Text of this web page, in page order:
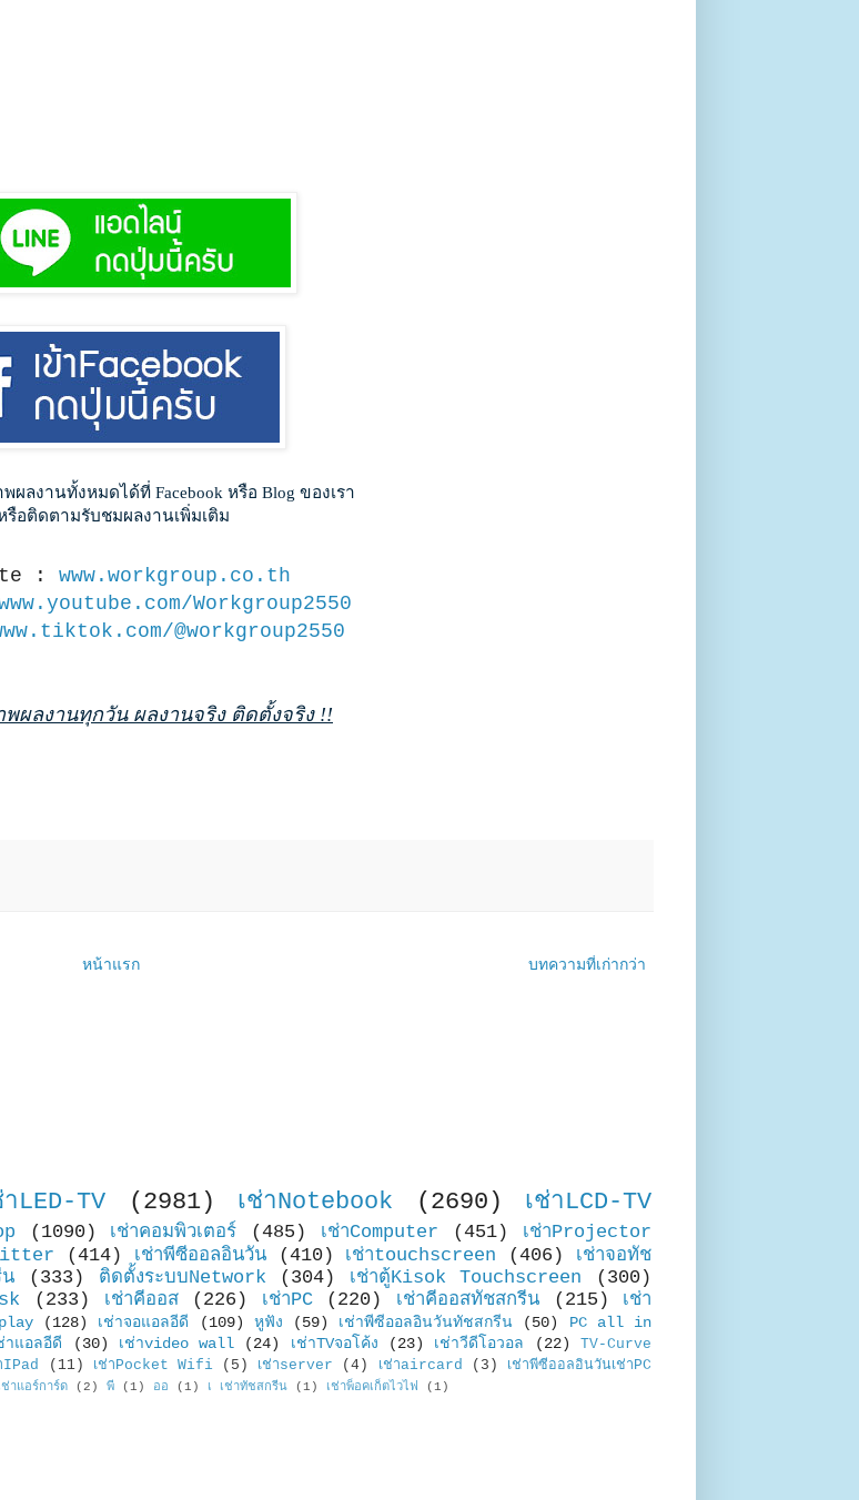
ผลงานทั้งหมดได้ที่ Facebook หรือ Blog ของเรา
รือติดตามรับชมผลงานเพิ่มเติม
: www.workgroup.co.th
Workgroup2550
@workgroup2550
พผลงานทุกวัน ผลงานจริง ติดตั้งจริง !!
บทความที่เก่ากว่า
หน้าแรก
าLED-TV (2981) เช่าNotebook (2690)
เช่าLCD-TV
(1090) เช่าคอมพิวเตอร์ (485) เช่าComputer (451)
เช่าProjector
(414) เช่าพีซีออลอินวัน (410) เช่าtouchscreen (406)
เช่าจอทัช
น (333) ติดตั้งระบบNetwork (304) เช่าตู้Kisok Touchscreen
(300)
(233) เช่าคีออส (226) เช่าPC (220) เช่าคีออสทัชสกรีน (215)
เช่า
(128) เช่าจอแอลอีดี (109) หูฟัง (59) เช่าพีซีออลอินวันทัชสกรีน (50)
PC all in
าแอลอีดี (30) เช่าvideo wall (24) เช่าTVจอโค้ง (23) เช่าวีดีโอวอล (22)
TV-Curve
IPad (11) เช่าPocket Wifi (5) เช่าserver (4) เช่าaircard (3)
เช่าพีซีออลอินวันเช่าPC
ช่าแอร์การ์ด (2) พี (1) ออ (1) เ เช่าทัชสกรีน (1) เช่าพ็อคเก็ตไวไฟ (1)